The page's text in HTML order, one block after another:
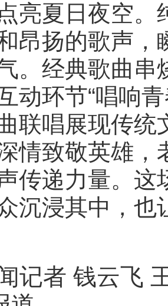
亮夏日夜空。
昂扬的歌声，
。经典歌曲
动环节“唱响
联唱展现传统
情致敬英雄
传递力量。这
沉浸其中，也
记者 钱云飞